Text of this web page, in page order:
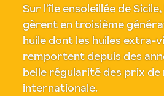
Sur l'île ensoleillée de
gèrent en troisième
huile dont les huiles extra-
remportent depuis des
belle régularité des prix de
internationale.